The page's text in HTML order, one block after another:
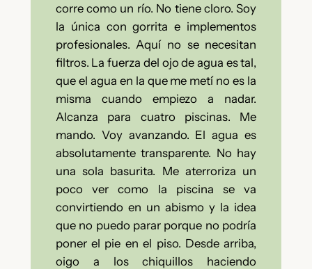
corre como un río. No tiene cloro. Soy
la única con gorrita e implementos
profesionales. Aquí no se necesitan
filtros. La fuerza del ojo de agua es tal,
que el agua en la que me metí no es la
misma cuando empiezo a nadar.
Alcanza para cuatro piscinas. Me
mando. Voy avanzando. El agua es
absolutamente transparente. No hay
una sola basurita. Me aterroriza un
poco ver como la piscina se va
convirtiendo en un abismo y la idea
que no puedo parar porque no podría
poner el pie en el piso. Desde arriba,
oigo a los chiquillos haciendo